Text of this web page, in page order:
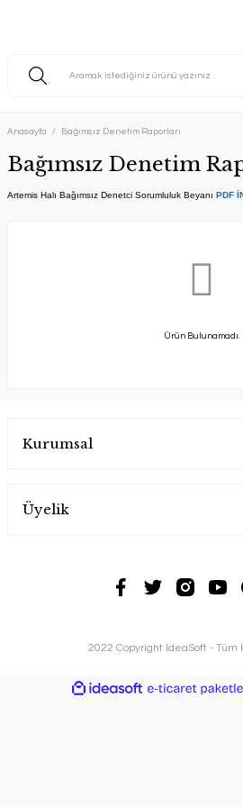
Anasayfa Bağımsız Denetim Raporları
Bağımsız Denetim
Artemis Halı Bağımsız Denetci Sorumluluk Beyanı PDF
Ürün Bulunamadı.
Kurumsal
Üyelik
2022 Copyright IdeaSoft - Tüm
ideasoft